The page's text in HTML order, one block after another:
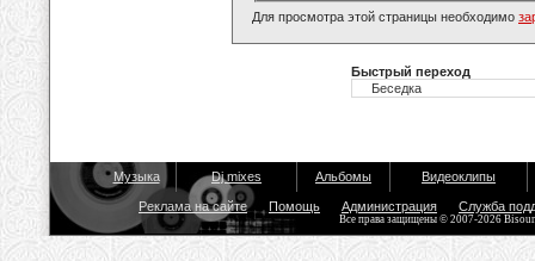
Для просмотра этой страницы необходимо
Быстрый переход
Музыка Dj mixes Альбомы Видеоклипы
Реклама на сайте Помощь Администрация Служба
Все права защищены © 2007-2026